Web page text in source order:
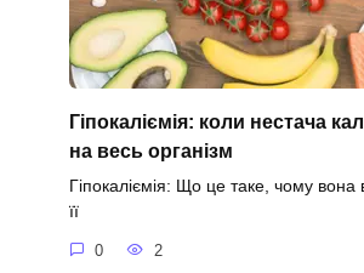
Гіпокаліємія: коли нестача
на весь організм
Гіпокаліємія: Що це таке, чому вона
її
0 2